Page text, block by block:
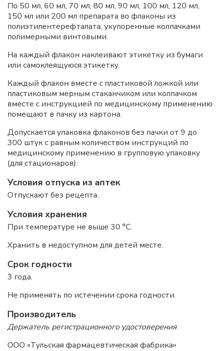
По 50 мл, 60 мл, 70 мл, 80 мл, 90 мл, 100 мл, 120 мл,
150 мл или 200 мл препарата во флаконы из
полиэтилентерефталата, укупоренные колпачками
полимерными винтовыми.
На каждый флакон наклеивают этикетку из бумаги
или самоклеящуюся этикетку.
Каждый флакон вместе с пластиковой ложкой или
пластиковым мерным стаканчиком или колпачком
вместе с инструкцией по медицинскому применению
помещают в пачку из картона.
Допускается упаковка флаконов без пачки от 9 до
300 штук с равным количеством инструкций по
медицинскому применению в групповую упаковку
(для стационаров).
Условия отпуска из аптек
Отпускают без рецепта.
Условия хранения
При температуре не выше 30 °C.
Хранить в недоступном для детей месте.
Срок годности
3 года.
Не применять по истечении срока годности.
Производитель
Держатель регистрационного удостоверения
ООО «Тульская фармацевтическая фабрика»